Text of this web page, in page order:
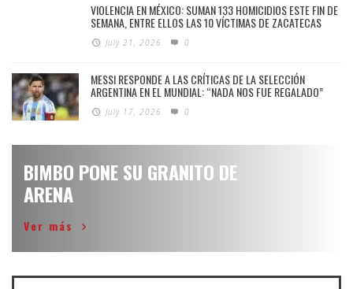
VIOLENCIA EN MÉXICO: SUMAN 133 HOMICIDIOS ESTE FIN DE
SEMANA, ENTRE ELLOS LAS 10 VÍCTIMAS DE ZACATECAS
July 21, 2026 0
MESSI RESPONDE A LAS CRÍTICAS DE LA SELECCIÓN
ARGENTINA EN EL MUNDIAL: “NADA NOS FUE REGALADO”
July 17, 2026 0
BIMBO PONE SU GRANITO DE
ARENA
Ver más